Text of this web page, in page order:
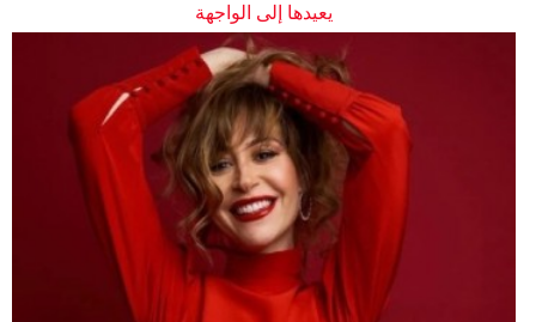
يعيدها إلى الواجهة